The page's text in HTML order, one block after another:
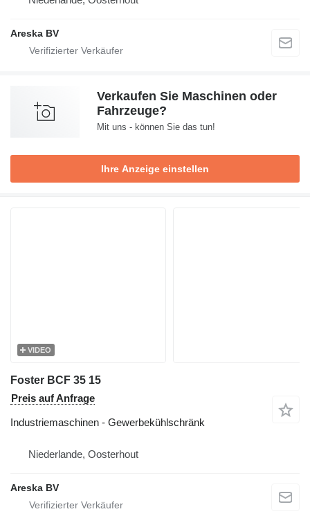
Areska BV
Verkaufen Sie Maschinen oder
Fahrzeuge?
Mit uns - können Sie das tun!
Ihre Anzeige einstellen
VIDEO
Foster BCF 35 15
Preis auf Anfrage
Industriemaschinen - Gewerbekühlschränk
Niederlande, Oosterhout
Areska BV